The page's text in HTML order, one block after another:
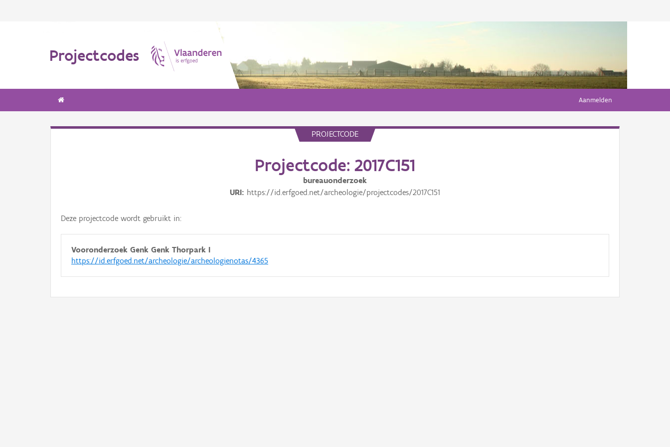
Projectcodes
Aanmelden
PROJECTCODE
Projectcode: 2017C151
bureauonderzoek
URI https://id.erfgoed.net/archeologie/projectcodes/2017C151
Deze projectcode wordt gebruikt in:
Vooronderzoek Genk Genk Thorpark I
https://id.erfgoed.net/archeologie/archeologienotas/4365